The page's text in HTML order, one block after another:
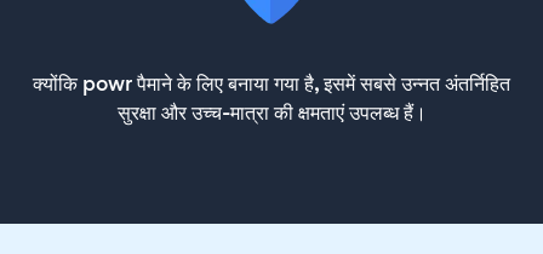
क्योंकि powr पैमाने के लिए बनाया गया है, इसमें सबसे उन्नत अंतर्निहित
सुरक्षा और उच्च-मात्रा की क्षमताएं उपलब्ध हैं।